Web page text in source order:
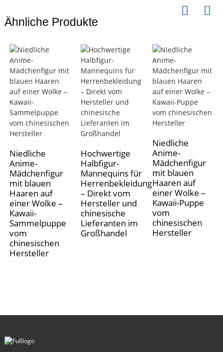
Ähnliche Produkte
Niedliche
Anime-
Mädchenfigur
mit blauen
Haaren auf
einer Wolke –
Kawaii-
Sammelpuppe
vom
chinesischen
Hersteller
Hochwertige
Halbfigur-
Mannequins für
Herrenbekleidung
– Direkt vom
Hersteller und
chinesische
Lieferanten im
Großhandel
Niedliche
Anime-
Mädchenfigur
mit blauen
Haaren auf
einer Wolke –
Kawaii-Puppe
vom
chinesischen
Hersteller